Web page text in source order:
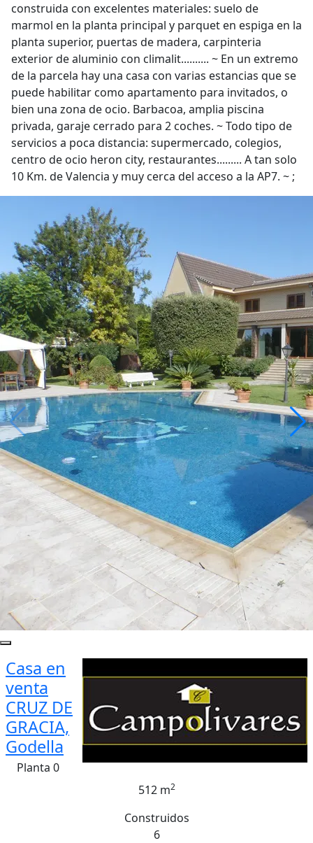
construida con excelentes materiales: suelo de
marmol en la planta principal y parquet en espiga en la
planta superior, puertas de madera, carpinteria
exterior de aluminio con climalit.......... ~ En un extremo
de la parcela hay una casa con varias estancias que se
puede habilitar como apartamento para invitados, o
bien una zona de ocio. Barbacoa, amplia piscina
privada, garaje cerrado para 2 coches. ~ Todo tipo de
servicios a poca distancia: supermercado, colegios,
centro de ocio heron city, restaurantes......... A tan solo
10 Km. de Valencia y muy cerca del acceso a la AP7. ~ ;
Casa en
venta
CRUZ DE
GRACIA,
Godella
Planta 0
512 m2
Construidos
6